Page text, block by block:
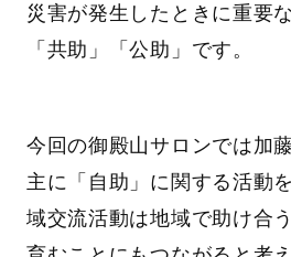
災害が発生したときに重要
「共助」「公助」です。
今回の御殿山サロンでは加
主に「自助」に関する活動
域交流活動は地域で助け合